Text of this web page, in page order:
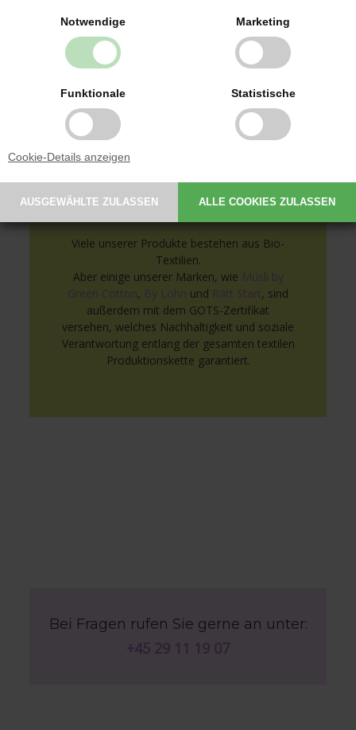
Notwendige Marketing
Funktionale Statistische
Cookie-Details anzeigen
Marken Fixoni und Müsli by Green Cotton ab
Wir führen sowohl traditionelle
Strampelanzüge als auch Bodies und
Auswahl an Babybekleidung hier ansehen
Bio-Textilien mit GOTS-
Zertifikat
Viele unserer Produkte bestehen aus Bio-
Textilien.
Aber einige unserer Marken, wie Müsli by
Green Cotton, By Lohn und Rätt Start, sind
außerdem mit dem GOTS-Zertifikat
versehen, welches Nachhaltigkeit und soziale
Verantwortung entlang der gesamten textilen
Produktionskette garantiert.
Bei Fragen rufen Sie gerne an unter:
+45 29 11 19 07